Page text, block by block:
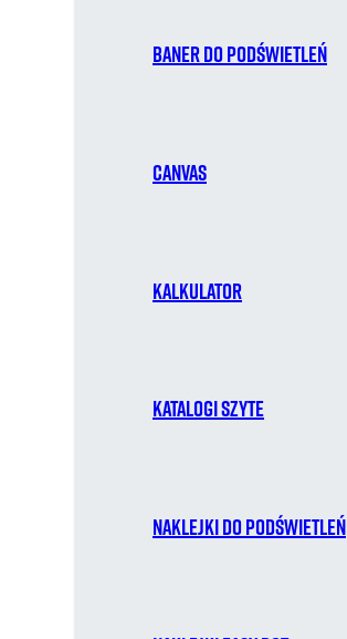
Baner do podświetleń
Canvas
Kalkulator
Katalogi szyte
Naklejki do podświetleń